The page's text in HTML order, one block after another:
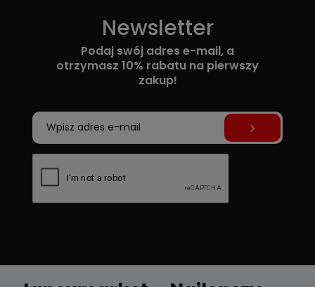
Newsletter
Podaj swój adres e-mail, a
otrzymasz 10% rabatu na pierwszy
zakup!